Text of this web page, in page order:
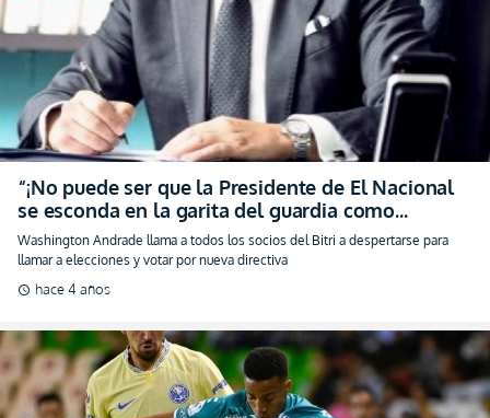
“¡No puede ser que la Presidente de El Nacional
se esconda en la garita del guardia como
roedor!”
Washington Andrade llama a todos los socios del Bitri a despertarse para
llamar a elecciones y votar por nueva directiva
schedule hace 4 años